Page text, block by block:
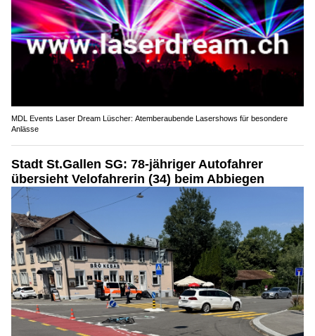
MDL Events Laser Dream Lüscher: Atemberaubende Lasershows für besondere
Anlässe
Stadt St.Gallen SG: 78-jähriger Autofahrer
übersieht Velofahrerin (34) beim Abbiegen